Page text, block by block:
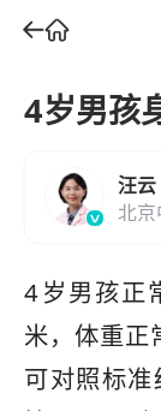
4岁男孩
汪云
北
4岁男孩正
米，体重正
可对照标